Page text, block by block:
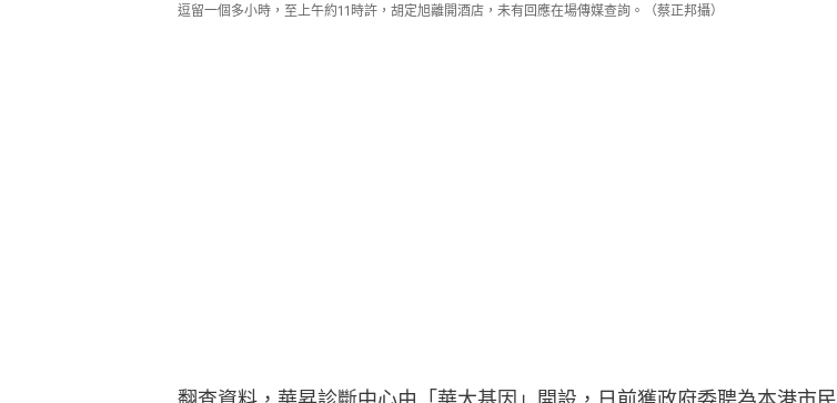
逗留一個多小時，至上午約11時許，胡定旭離開酒店，未有回應在場傳媒查詢。（蔡正邦攝）